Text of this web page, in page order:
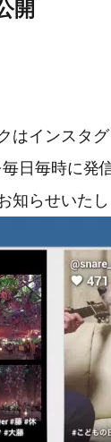
開
はインスタ
日毎時に発
知らせいた